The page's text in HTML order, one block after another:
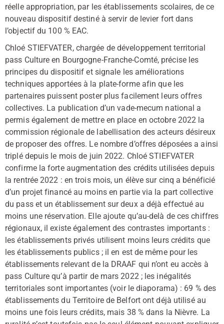
réelle appropriation, par les établissements scolaires, de ce
nouveau dispositif destiné à servir de levier fort dans
l’objectif du 100 % EAC.
Chloé STIEFVATER, chargée de développement territorial
pass Culture en Bourgogne-Franche-Comté, précise les
principes du dispositif et signale les améliorations
techniques apportées à la plate-forme afin que les
partenaires puissent poster plus facilement leurs offres
collectives. La publication d’un vade-mecum national a
permis également de mettre en place en octobre 2022 la
commission régionale de labellisation des acteurs désireux
de proposer des offres. Le nombre d’offres déposées a ainsi
triplé depuis le mois de juin 2022. Chloé STIEFVATER
confirme la forte augmentation des crédits utilisées depuis
la rentrée 2022 : en trois mois, un élève sur cinq a bénéficié
d’un projet financé au moins en partie via la part collective
du pass et un établissement sur deux a déjà effectué au
moins une réservation. Elle ajoute qu’au-delà de ces chiffres
régionaux, il existe également des contrastes importants :
les établissements privés utilisent moins leurs crédits que
les établissements publics ; il en est de même pour les
établissements relevant de la DRAAF qui n’ont eu accès à
pass Culture qu’à partir de mars 2022 ; les inégalités
territoriales sont importantes (voir le diaporama) : 69 % des
établissements du Territoire de Belfort ont déjà utilisé au
moins une fois leurs crédits, mais 38 % dans la Nièvre. La